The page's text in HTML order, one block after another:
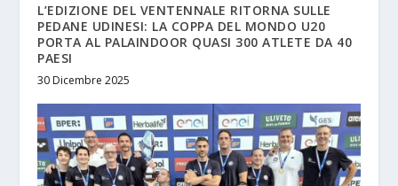
L’EDIZIONE DEL VENTENNALE RITORNA SULLE
PEDANE UDINESI: LA COPPA DEL MONDO U20
PORTA AL PALAINDOOR QUASI 300 ATLETE DA 40
PAESI
30 Dicembre 2025